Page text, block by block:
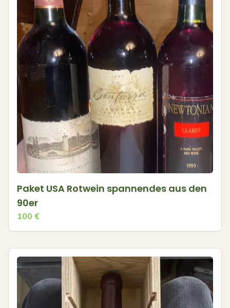
Paket USA Rotwein spannendes aus den
90er
100 €